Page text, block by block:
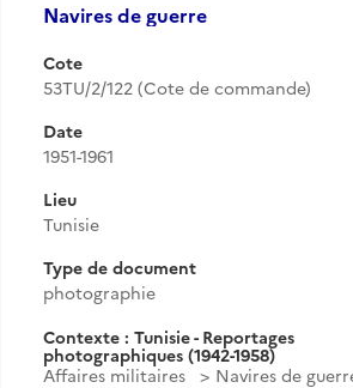
Navires de guerre
Cote
53TU/2/122 (Cote de commande)
Date
1951-1961
Lieu
Tunisie
Type de document
photographie
Contexte : Tunisie - Reportages
photographiques (1942-1958)
Affaires militaires
Navires de